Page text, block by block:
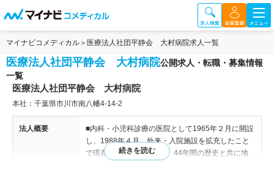
マイナビコメディカル 医療法人社団平静会 大村病院求人一覧
医療法人社団平静会 大村病院公開求人・転職・募集情報
一覧
医療法人社団平静会 大村病院
本社：千葉県市川市南八幡4-14-2
法人概要
■内科・小児科診療の医院として1965年２月に開設
し、1988年４月、外来・入院施設を拡充したこと
で現在の形となりました。44年間の歴史と共に地